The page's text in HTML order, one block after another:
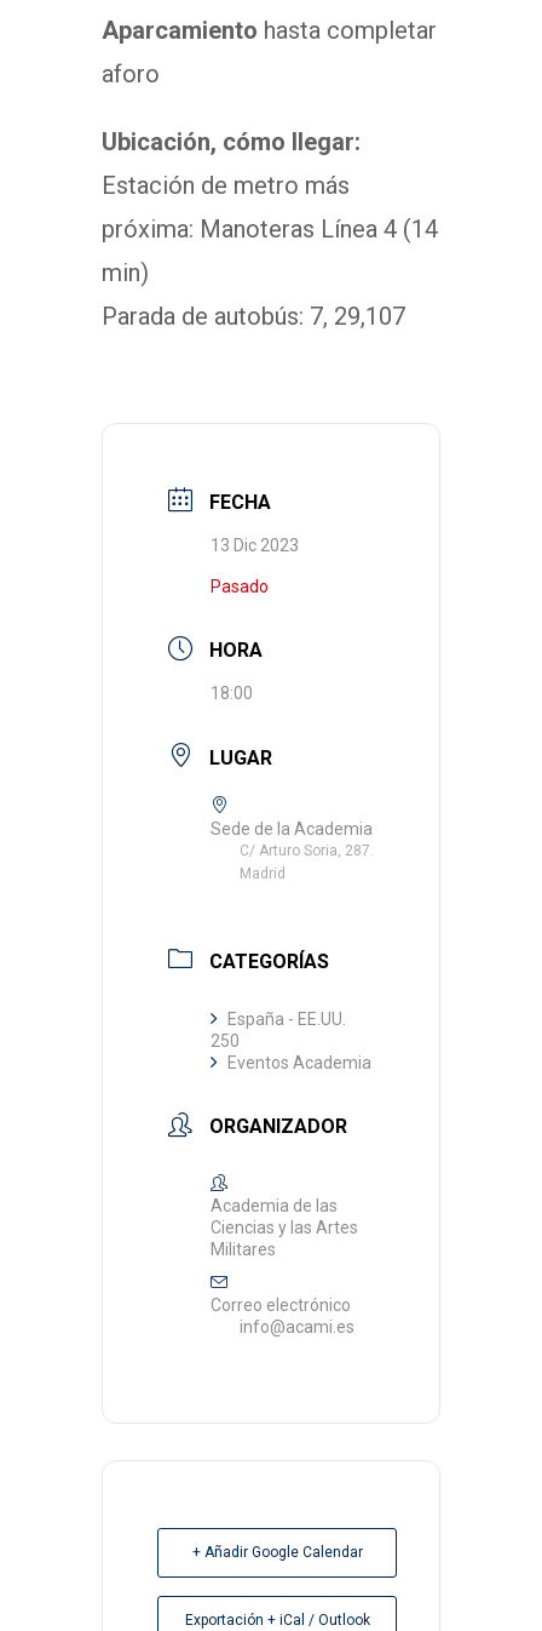
Aparcamiento hasta completar
aforo
Ubicación, cómo llegar:
Estación de metro más
próxima: Manoteras Línea 4 (14
min)
Parada de autobús: 7, 29,107
FECHA
13 Dic 2023
Pasado
HORA
18:00
LUGAR
Sede de la Academia
C/ Arturo Soria, 287.
Madrid
CATEGORÍAS
España - EE.UU.
250
Eventos Academia
ORGANIZADOR
Academia de las
Ciencias y las Artes
Militares
Correo electrónico
info@acami.es
+ Añadir Google Calendar
Exportación + iCal / Outlook